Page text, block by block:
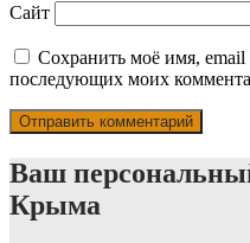
Сайт
Сохранить моё имя, email
последующих моих
Ваш
Крыма